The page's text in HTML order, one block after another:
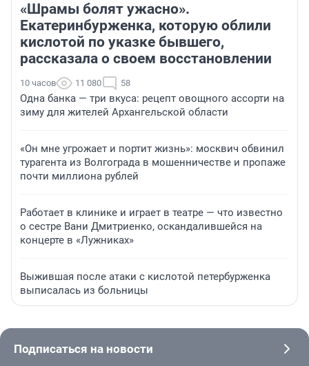
«Шрамы болят ужасно».
Екатеринбурженка, которую облили
кислотой по указке бывшего,
рассказала о своем восстановлении
10 часов 11 080 58
Одна банка — три вкуса: рецепт овощного ассорти на
зиму для жителей Архангельской области
«Он мне угрожает и портит жизнь»: москвич обвинил
турагента из Волгограда в мошенничестве и пропаже
почти миллиона рублей
Работает в клинике и играет в театре — что известно
о сестре Вани Дмитриенко, оскандалившейся на
концерте в «Лужниках»
Выжившая после атаки с кислотой петербурженка
выписалась из больницы
Подписаться на новости